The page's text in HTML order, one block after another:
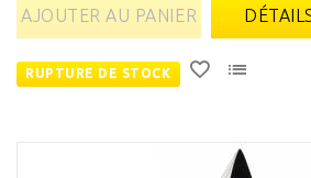
AJOUTER AU PANIER
RUPTURE DE STOCK